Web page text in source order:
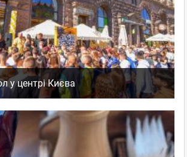
у центрі Києва